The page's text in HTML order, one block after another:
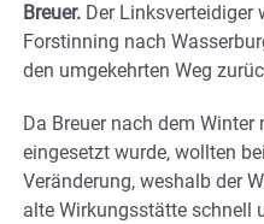
Breuer. Der Linksverteidiger
Forstinning nach
den umgekehrten Weg
Da Breuer nach dem Winter
eingesetzt wurde, wollten
Veränderung, weshalb der
alte Wirkungsstätte schnell